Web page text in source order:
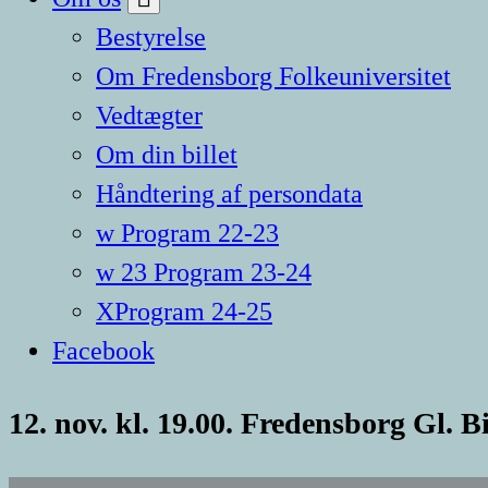
Bestyrelse
Om Fredensborg Folkeuniversitet
Vedtægter
Om din billet
Håndtering af persondata
w Program 22-23
w 23 Program 23-24
XProgram 24-25
Facebook
12. nov. kl. 19.00. Fredensborg Gl.